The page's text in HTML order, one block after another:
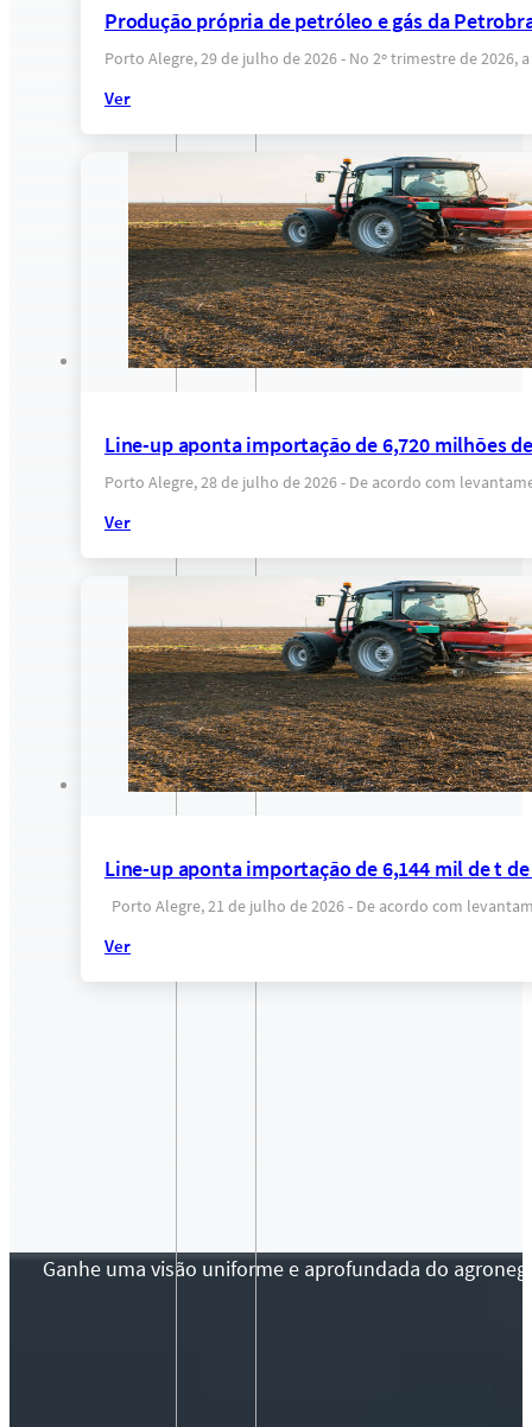
Produção própria de petróleo e gás da
Porto Alegre, 29 de julho de 2026 - No 2º trimestre de
Ver
Line-up aponta importação de 6,720 milhões
Porto Alegre, 28 de julho de 2026 - De acordo com
Ver
Line-up aponta importação de 6,144 mil de t
Porto Alegre, 21 de julho de 2026 - De acordo com
Ver
Ganhe uma visão uniforme e aprofundada do